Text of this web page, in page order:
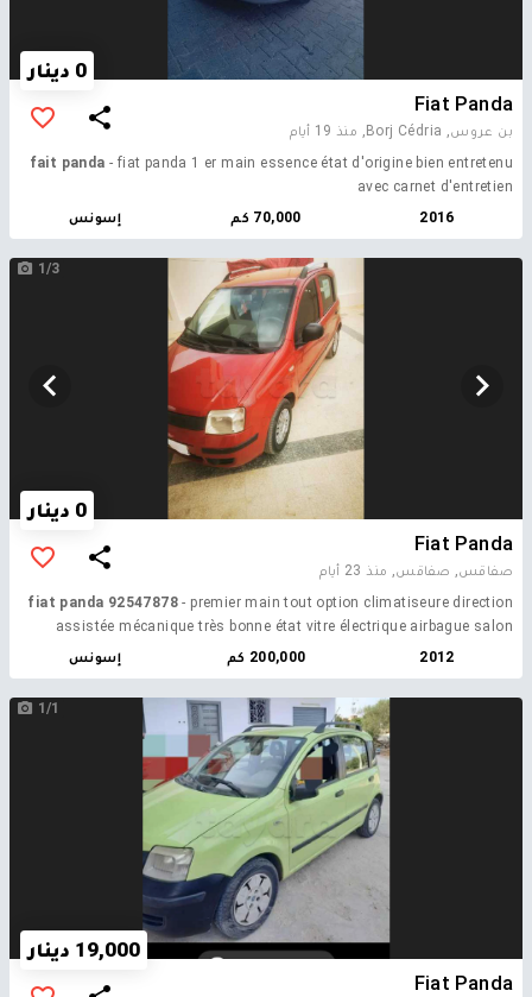
0 دينار
Fiat Panda
بن عروس, Borj Cédria,
منذ 19 أيام
fait panda - fiat panda 1 er main essence état d'origine bien entretenu
avec carnet d'entretien
2016
70,000 كم إسونس
1/3
0 دينار
Fiat Panda
صفاقس, صفاقس, منذ 23 أيام
fiat panda 92547878 - premier main tout option climatiseure direction
assistée mécanique très bonne état vitre électrique airbague salon
2012 200,000 كم إسونس
1/1
19,000 دينار
Fiat Panda